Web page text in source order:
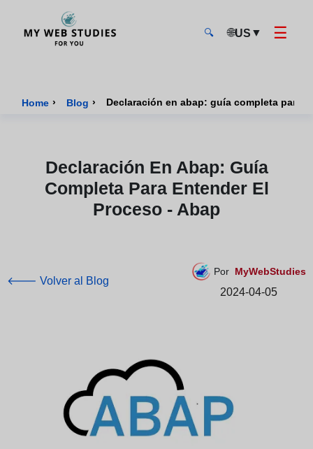
🔍 🌐US ▼ ☰
Home › Blog › Declaración en abap: guía completa para
Declaración En Abap: Guía
Completa Para Entender El
Proceso - Abap
🡐 Volver al Blog
Por MyWebStudies
2024-04-05